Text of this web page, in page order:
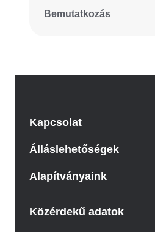
Bemutatkozás
Kapcsolat
Álláslehetőségek
Alapítványaink
Közérdekű adatok